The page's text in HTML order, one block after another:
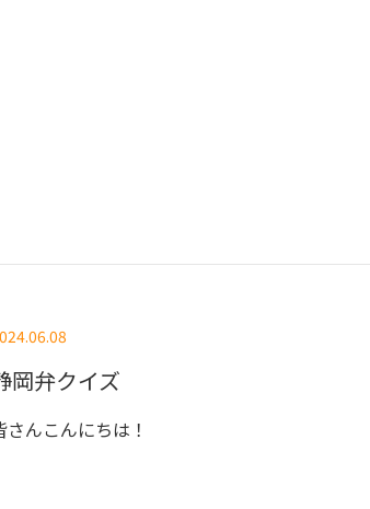
岡弁クイズ
さんこんにちは！